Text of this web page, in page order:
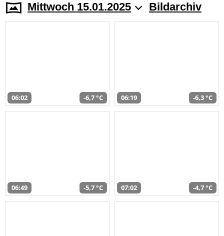
Mittwoch 15.01.2025 Bildarchiv
06:02 -6,7 °C 06:19 -6,3 °C
06:49 -5,7 °C 07:02 -4,7 °C